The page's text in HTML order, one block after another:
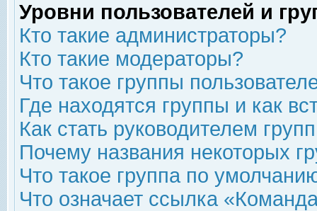
Уровни пользователей и
Кто такие администраторы?
Кто такие модераторы?
Что такое группы
Где находятся группы и как
Как стать руководителем
Почему названия некоторых
Что такое группа по
Что означает ссылка